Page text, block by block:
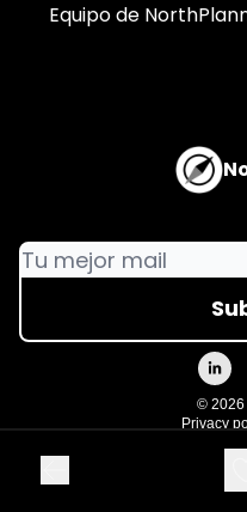
Equipo de
© 2026
Privacy